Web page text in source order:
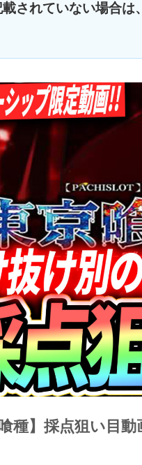
載されていない場合は
喰種】採点狙い目動